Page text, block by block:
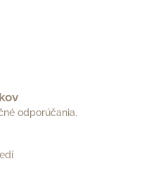
odporúčania.